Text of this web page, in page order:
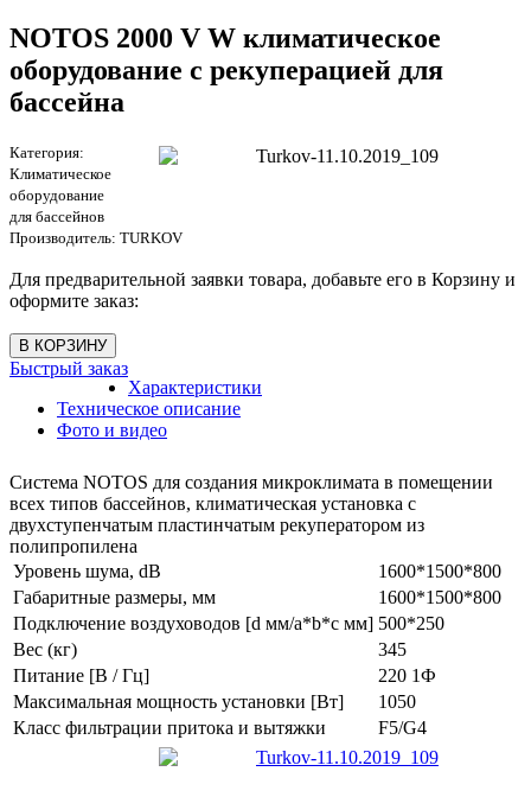
NOTOS 2000 V W климатическое
оборудование с рекуперацией для
бассейна
Категория:
Климатическое
оборудование
для бассейнов
Производитель: TURKOV
Для предварительной заявки товара, добавьте его в Корзину и
оформите заказ:
Быстрый заказ
Характеристики
Техническое описание
Фото и видео
Система NOTOS для создания микроклимата в помещении
всех типов бассейнов, климатическая установка с
двухступенчатым пластинчатым рекуператором из
полипропилена
Уровень шума, dB
1600*1500*800
Габаритные размеры, мм
1600*1500*800
Подключение воздуховодов [d мм/a*b*с мм] 500*250
Вес (кг)
345
Питание [В / Гц]
220 1Ф
Максимальная мощность установки [Вт]
1050
Класс фильтрации притока и вытяжки
F5/G4